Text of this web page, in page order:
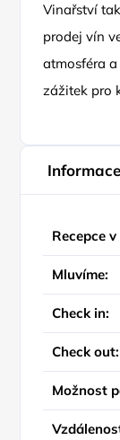
Vinařství
prodej vín
atmosféra
zážitek pro
Recepce
Mluvíme:
Check in:
Check out:
Možnost